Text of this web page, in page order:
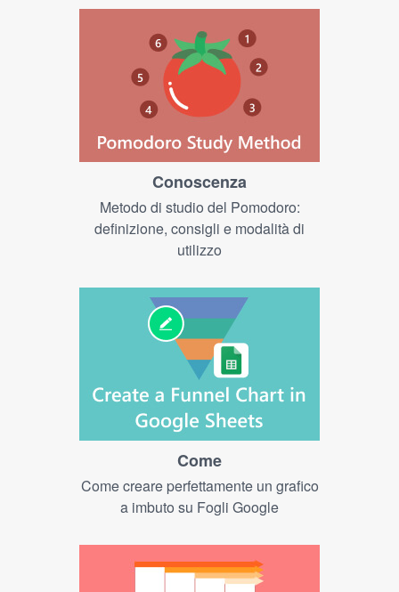
Conoscenza
Metodo di studio del Pomodoro:
definizione, consigli e modalità di
utilizzo
Come
Come creare perfettamente un grafico
a imbuto su Fogli Google